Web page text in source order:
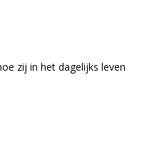
zij in het dagelijks leven